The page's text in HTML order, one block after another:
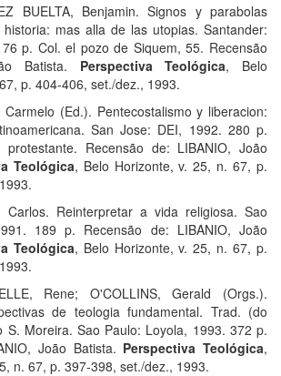
BUELTA, Benjamin. Signos y parabolas
mas alla de las utopias. Santander:
p. Col. el pozo de Siquem, 55. Recensão
Batista. Perspectiva Teológica, Belo
p. 404-406, set./dez., 1993.
Carmelo (Ed.). Pentecostalismo y liberacion:
San Jose: DEI, 1992. 280 p.
protestante. Recensão de: LIBANIO, João
Teológica, Belo Horizonte, v. 25, n. 67, p.
Carlos. Reinterpretar a vida religiosa. Sao
189 p. Recensão de: LIBANIO, João
Teológica, Belo Horizonte, v. 25, n. 67, p.
Rene; O'COLLINS, Gerald (Orgs.).
de teologia fundamental. Trad. (do
S. Moreira. Sao Paulo: Loyola, 1993. 372 p.
João Batista. Perspectiva Teológica,
n. 67, p. 397-398, set./dez., 1993.